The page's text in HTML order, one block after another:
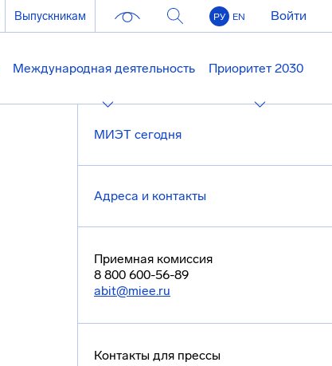
Выпускникам РУ EN Войти
Международная деятельность Приоритет 2030
МИЭТ сегодня
Адреса и контакты
Приемная комиссия
8 800 600-56-89
abit@miee.ru
Контакты для прессы